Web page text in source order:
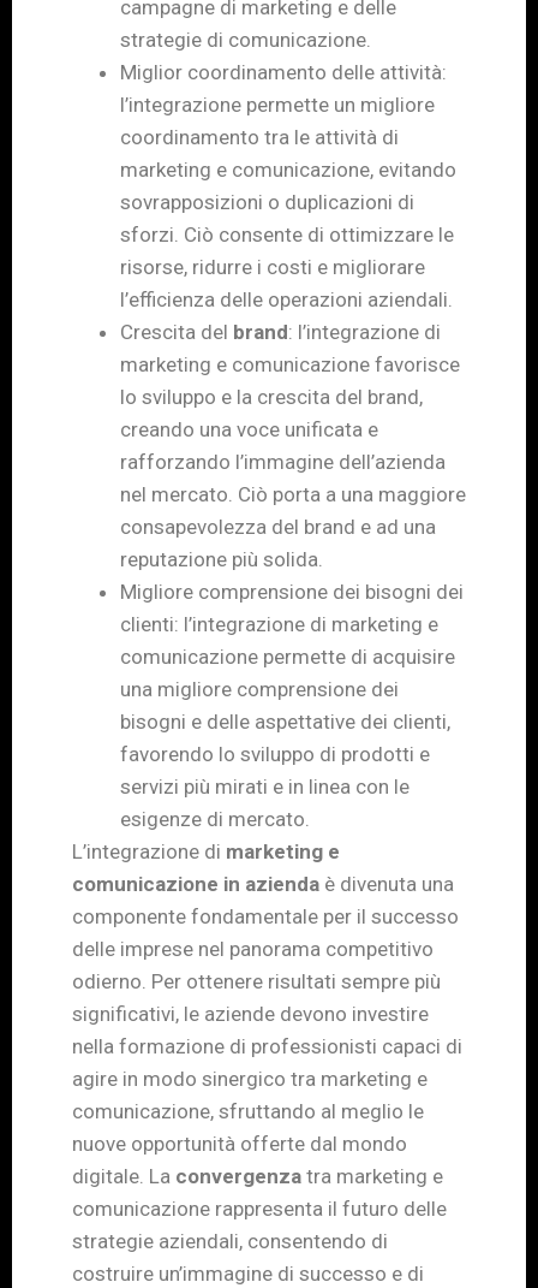
campagne di marketing e delle
strategie di comunicazione.
Miglior coordinamento delle attività:
l’integrazione permette un migliore
coordinamento tra le attività di
marketing e comunicazione, evitando
sovrapposizioni o duplicazioni di
sforzi. Ciò consente di ottimizzare le
risorse, ridurre i costi e migliorare
l’efficienza delle operazioni aziendali.
Crescita del brand: l’integrazione di
marketing e comunicazione favorisce
lo sviluppo e la crescita del brand,
creando una voce unificata e
rafforzando l’immagine dell’azienda
nel mercato. Ciò porta a una maggiore
consapevolezza del brand e ad una
reputazione più solida.
Migliore comprensione dei bisogni dei
clienti: l’integrazione di marketing e
comunicazione permette di acquisire
una migliore comprensione dei
bisogni e delle aspettative dei clienti,
favorendo lo sviluppo di prodotti e
servizi più mirati e in linea con le
esigenze di mercato.
L’integrazione di marketing e
comunicazione in azienda è divenuta una
componente fondamentale per il successo
delle imprese nel panorama competitivo
odierno. Per ottenere risultati sempre più
significativi, le aziende devono investire
nella formazione di professionisti capaci di
agire in modo sinergico tra marketing e
comunicazione, sfruttando al meglio le
nuove opportunità offerte dal mondo
digitale. La convergenza tra marketing e
comunicazione rappresenta il futuro delle
strategie aziendali, consentendo di
costruire un’immagine di successo e di